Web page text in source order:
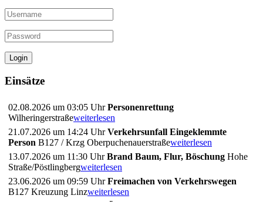
Einsätze
02.08.2026 um 03:05 UhrPersonenrettung
Wilheringerstraßeweiterlesen
21.07.2026 um 14:24 UhrVerkehrsunfall Eingeklemmte
Person B127 / Krzg Oberpuchenauerstraßeweiterlesen
13.07.2026 um 11:30 UhrBrand Baum, Flur, Böschung Hohe
Straße/Pöstlingbergweiterlesen
23.06.2026 um 09:59 UhrFreimachen von Verkehrswegen
B127 Kreuzung Linzweiterlesen